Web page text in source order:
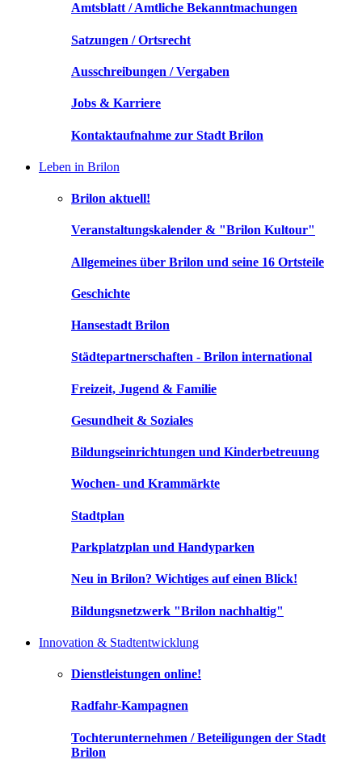
Amtsblatt / Amtliche Bekanntmachungen
Satzungen / Ortsrecht
Ausschreibungen / Vergaben
Jobs & Karriere
Kontaktaufnahme zur Stadt Brilon
Leben in Brilon
Brilon aktuell!
Veranstaltungskalender & "Brilon Kultour"
Allgemeines über Brilon und seine 16 Ortsteile
Geschichte
Hansestadt Brilon
Städtepartnerschaften - Brilon international
Freizeit, Jugend & Familie
Gesundheit & Soziales
Bildungseinrichtungen und Kinderbetreuung
Wochen- und Krammärkte
Stadtplan
Parkplatzplan und Handyparken
Neu in Brilon? Wichtiges auf einen Blick!
Bildungsnetzwerk "Brilon nachhaltig"
Innovation & Stadtentwicklung
Dienstleistungen online!
Radfahr-Kampagnen
Tochterunternehmen / Beteiligungen der Stadt
Brilon